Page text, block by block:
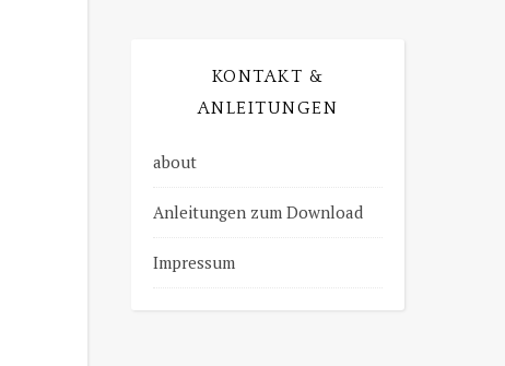
KONTAKT &
ANLEITUNGEN
about
Anleitungen zum Download
Impressum